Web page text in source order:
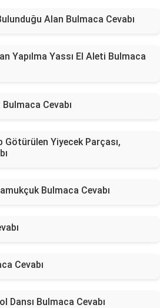
Alan Bulmaca Cevabı
Yapılma Yassı El Aleti Bulmaca
Cevabı
Götürülen Yiyecek Parçası,
Bulmaca Cevabı
Cevabı
Dansı Bulmaca Cevabı